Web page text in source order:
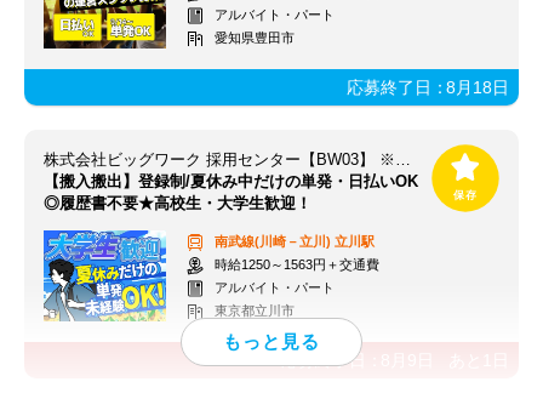
アルバイト・パート
愛知県豊田市
応募終了日：8月18日
【搬入搬出】登録制/夏休み中だけの単発・日払いOK
◎履歴書不要★高校生・大学生歓迎！
南武線(川崎－立川) 立川駅
時給1250～1563円＋交通費
アルバイト・パート
東京都立川市
応募終了日：